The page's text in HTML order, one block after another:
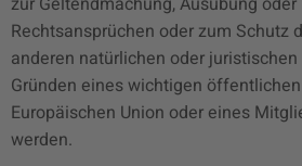
Rechtsansprüchen oder zum Schutz
anderen natürlichen oder
Gründen eines wichtigen
Europäischen Union oder eines
werden.